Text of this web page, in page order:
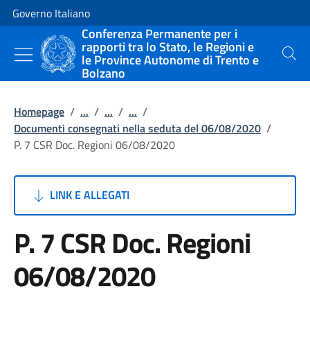
Vai al contenuto
Vai alla navigazione del sito
Governo Italiano
Conferenza Permanente per i
rapporti tra lo Stato, le Regioni e
le Province Autonome di Trento e
Bolzano
Cerca
Homepage / ... / ... / ... /
Documenti consegnati nella seduta del 06/08/2020 /
P. 7 CSR Doc. Regioni 06/08/2020
LINK E ALLEGATI
P. 7 CSR Doc. Regioni
06/08/2020